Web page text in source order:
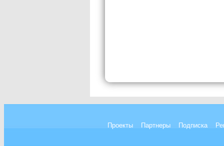
Проекты Партнеры Подписка